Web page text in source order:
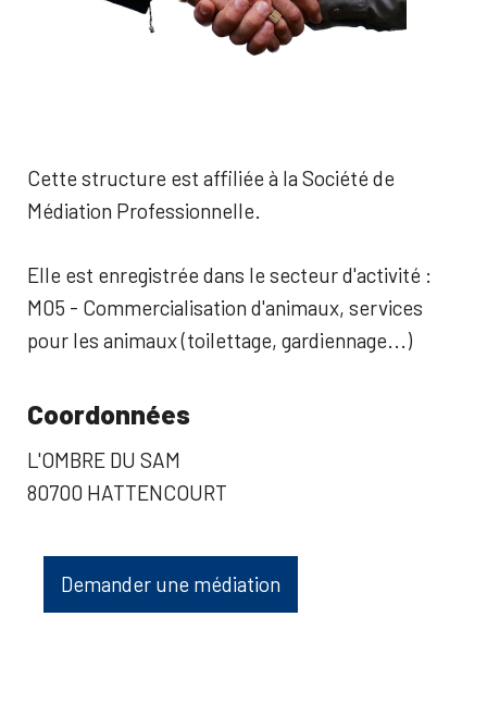
Cette structure est affiliée à la Société de
Médiation Professionnelle.
Elle est enregistrée dans le secteur d'activité :
M05 - Commercialisation d'animaux, services
pour les animaux (toilettage, gardiennage...)
Coordonnées
L'OMBRE DU SAM
80700 HATTENCOURT
Demander une médiation